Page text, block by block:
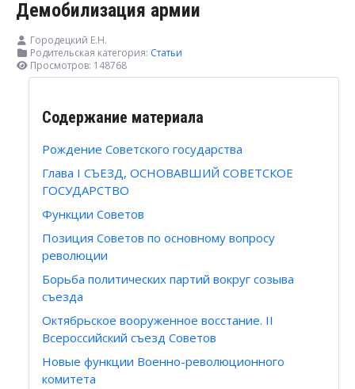
Демобилизация армии
Городецкий Е.Н.
Родительская категория: Статьи
Просмотров: 148768
Содержание материала
Рождение Советского государства
Глава I СЪЕЗД, ОСНОВАВШИЙ СОВЕТСКОЕ
ГОСУДАРСТВО
Функции Советов
Позиция Советов по основному вопросу
революции
Борьба политических партий вокруг созыва
съезда
Октябрьское вооруженное восстание. II
Всероссийский съезд Советов
Новые функции Военно-революционного
комитета